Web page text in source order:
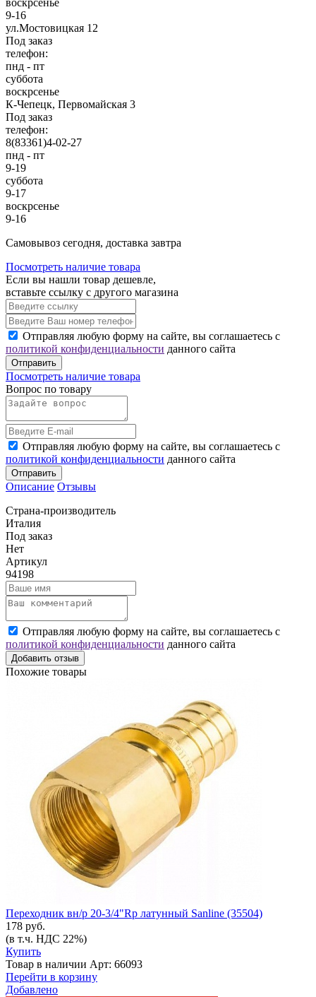
воскрсенье
9-16
ул.Мостовицкая 12
Под заказ
телефон:
пнд - пт
суббота
воскрсенье
К-Чепецк, Первомайская 3
Под заказ
телефон:
8(83361)4-02-27
пнд - пт
9-19
суббота
9-17
воскрсенье
9-16
Cамовывоз сегодня, доставка завтра
Посмотреть наличие товара
Если вы нашли товар дешевле,
вставьте ссылку с другого магазина
Отправляя любую форму на сайте, вы соглашаетесь с
политикой конфиденциальности данного сайта
Отправить
Посмотреть наличие товара
Вопрос по товару
Отправляя любую форму на сайте, вы соглашаетесь с
политикой конфиденциальности данного сайта
Отправить
Описание Отзывы
Страна-производитель
Италия
Под заказ
Нет
Артикул
94198
Отправляя любую форму на сайте, вы соглашаетесь с
политикой конфиденциальности данного сайта
Добавить отзыв
Похожие товары
Переходник вн/р 20-3/4"Rp латунный Sanline (35504)
178 руб.
(в т.ч. НДС 22%)
Купить
Товар в наличии Арт: 66093
Перейти в корзину
Добавлено